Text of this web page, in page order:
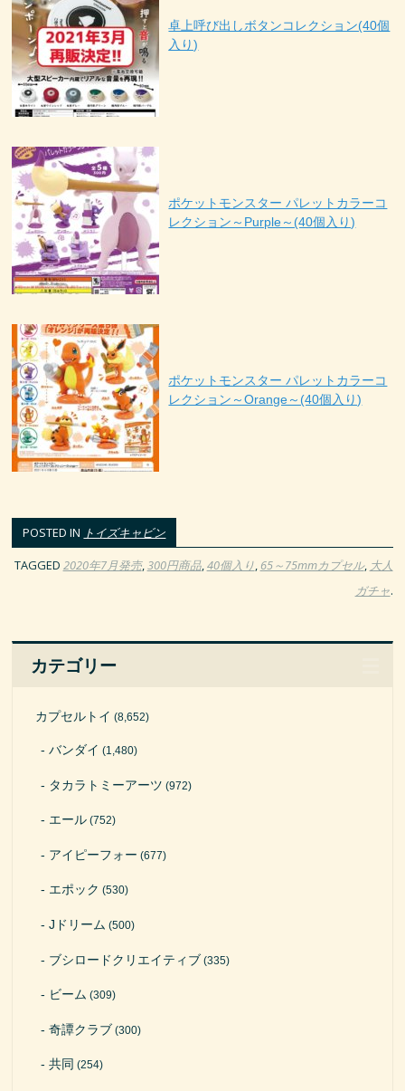
卓上呼び出しボタンコレクション(40個
入り)
ポケットモンスター パレットカラーコ
レクション～Purple～(40個入り)
ポケットモンスター パレットカラーコ
レクション～Orange～(40個入り)
POSTED IN トイズキャビン
TAGGED 2020年7月発売,300円商品,40個入り, 65～75mmカプセル, 大人
ガチャ.
カテゴリー
カプセルトイ (8,652)
バンダイ (1,480)
タカラトミーアーツ (972)
エール (752)
アイピーフォー (677)
エポック (530)
Jドリーム (500)
ブシロードクリエイティブ (335)
ビーム (309)
奇譚クラブ (300)
共同 (254)